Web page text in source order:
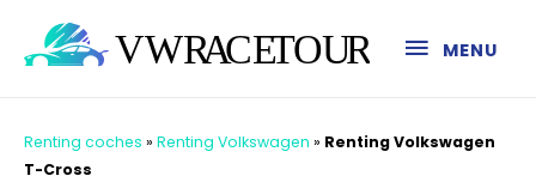
MENU
Renting coches » Renting Volkswagen » Renting Volkswagen
T-Cross